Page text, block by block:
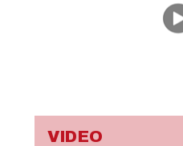
VIDEO